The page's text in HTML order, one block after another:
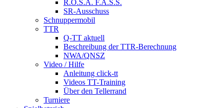
R.O.S.A. F.A.S.S.
SR-Ausschuss
Schnuppermobil
TTR
Q-TT aktuell
Beschreibung der TTR-Berechnung
NWA/QNSZ
Video / Hilfe
Anleitung click-tt
Videos TT-Training
Über den Tellerrand
Turniere